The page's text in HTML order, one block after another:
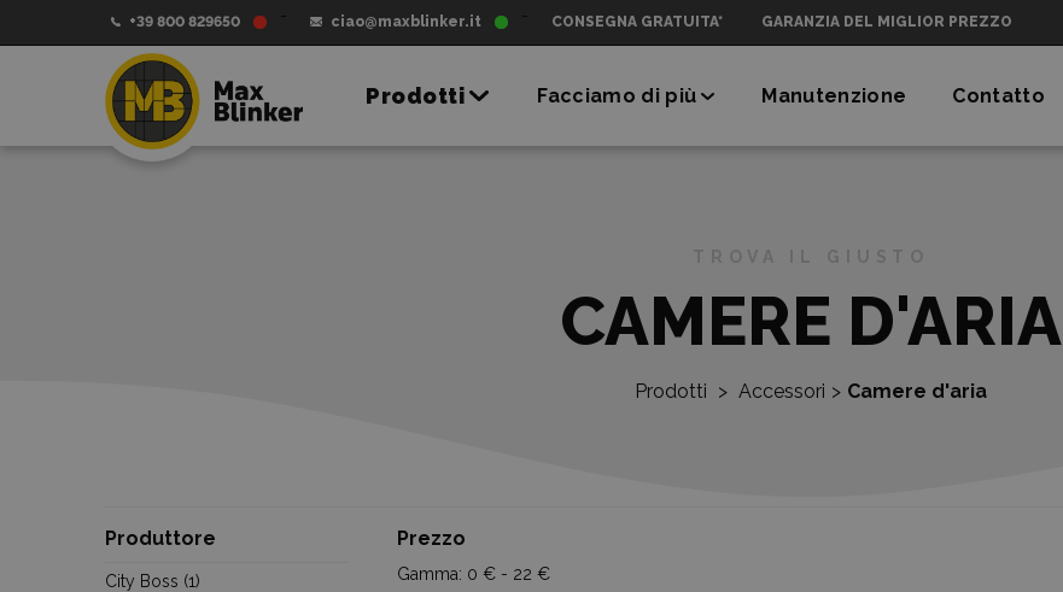
+39 800 829650 ciao@maxblinker.it CONSEGNA GRATUITA* GARANZIA DEL MIGLIOR PREZZO
Prodotti Facciamo di più Manutenzione Contatto
Prodotti > Accessori > Camere d'aria
CAMERE D'ARIA
Produttore
City Boss (1)
Prezzo
Gamma: 0 € - 22 €